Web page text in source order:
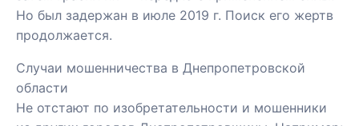
Но был задержан в июле 2019 г. Поиск его жертв
продолжается.
Случаи мошенничества в Днепропетровской
области
Не отстают по изобретательности и мошенники